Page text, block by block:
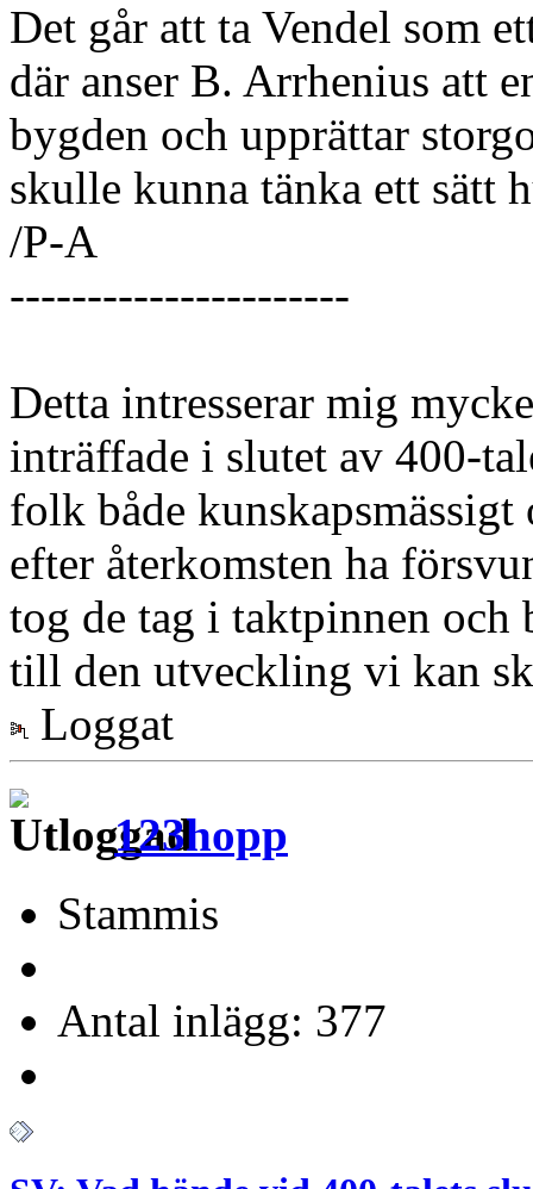
Det går att ta Vendel som
där anser B. Arrhenius att
bygden och upprättar
skulle kunna tänka ett sätt
/P-A
----------------------
Detta intresserar mig
inträffade i slutet av 400-
folk både
efter återkomsten ha
tog de tag i taktpinnen och
till den utveckling vi kan
Loggat
123hopp
Stammis
Antal inlägg: 377